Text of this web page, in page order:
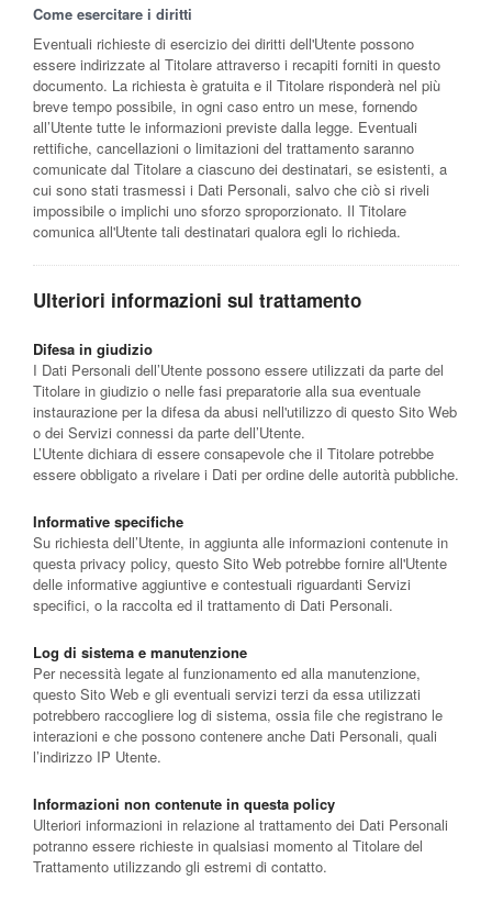
Come esercitare i diritti
Eventuali richieste di esercizio dei diritti dell'Utente possono
essere indirizzate al Titolare attraverso i recapiti forniti in questo
documento. La richiesta è gratuita e il Titolare risponderà nel più
breve tempo possibile, in ogni caso entro un mese, fornendo
all’Utente tutte le informazioni previste dalla legge. Eventuali
rettifiche, cancellazioni o limitazioni del trattamento saranno
comunicate dal Titolare a ciascuno dei destinatari, se esistenti, a
cui sono stati trasmessi i Dati Personali, salvo che ciò si riveli
impossibile o implichi uno sforzo sproporzionato. Il Titolare
comunica all'Utente tali destinatari qualora egli lo richieda.
Ulteriori informazioni sul trattamento
Difesa in giudizio
I Dati Personali dell’Utente possono essere utilizzati da parte del
Titolare in giudizio o nelle fasi preparatorie alla sua eventuale
instaurazione per la difesa da abusi nell'utilizzo di questo Sito Web
o dei Servizi connessi da parte dell’Utente.
L’Utente dichiara di essere consapevole che il Titolare potrebbe
essere obbligato a rivelare i Dati per ordine delle autorità pubbliche.
Informative specifiche
Su richiesta dell’Utente, in aggiunta alle informazioni contenute in
questa privacy policy, questo Sito Web potrebbe fornire all'Utente
delle informative aggiuntive e contestuali riguardanti Servizi
specifici, o la raccolta ed il trattamento di Dati Personali.
Log di sistema e manutenzione
Per necessità legate al funzionamento ed alla manutenzione,
questo Sito Web e gli eventuali servizi terzi da essa utilizzati
potrebbero raccogliere log di sistema, ossia file che registrano le
interazioni e che possono contenere anche Dati Personali, quali
l’indirizzo IP Utente.
Informazioni non contenute in questa policy
Ulteriori informazioni in relazione al trattamento dei Dati Personali
potranno essere richieste in qualsiasi momento al Titolare del
Trattamento utilizzando gli estremi di contatto.